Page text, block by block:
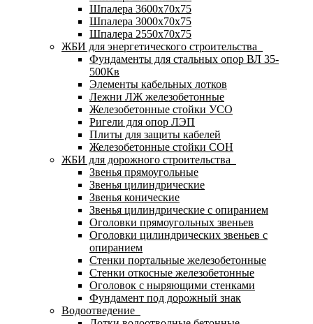
Шпалера 3600х70х75
Шпалера 3000х70х75
Шпалера 2550х70х75
ЖБИ для энергетического строительства
Фундаменты для стальных опор ВЛ 35-
500Кв
Элементы кабельных лотков
Лежни ЛЖ железобетонные
Железобетонные стойки УСО
Ригели для опор ЛЭП
Плиты для защиты кабелей
Железобетонные стойки СОН
ЖБИ для дорожного строительства
Звенья прямоугольные
Звенья цилиндрические
Звенья конические
Звенья цилиндрические с опиранием
Оголовки прямоугольных звеньев
Оголовки цилиндрических звеньев с
опиранием
Стенки портальные железобетонные
Стенки откосные железобетонные
Оголовок с ныряющими стенками
Фундамент под дорожный знак
Водоотведение